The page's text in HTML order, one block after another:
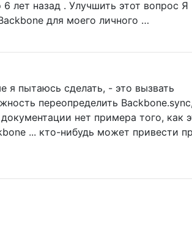
лет назад . Улучшить этот вопрос Я
для моего личного …
я пытаюсь сделать, - это вызвать
переопределить Backbone.sync,
нет примера того, как
... кто-нибудь может привести